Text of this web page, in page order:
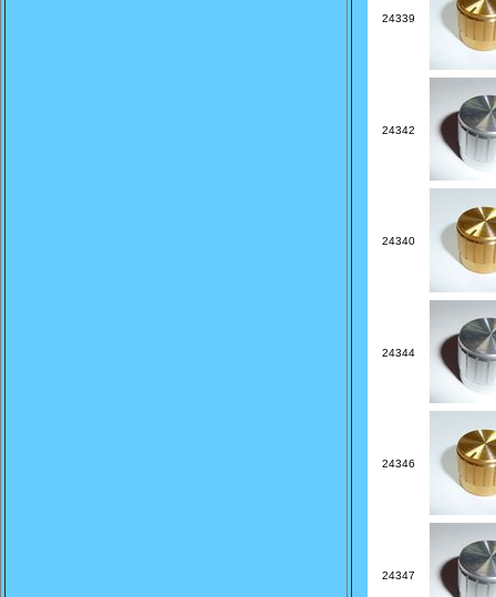
24339
24342
24340
24344
24346
24347